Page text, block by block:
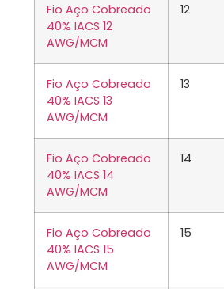
Fio Aço Cobreado
40% IACS 12
AWG/MCM
12
Fio Aço Cobreado
40% IACS 13
AWG/MCM
13
Fio Aço Cobreado
40% IACS 14
AWG/MCM
14
Fio Aço Cobreado
40% IACS 15
AWG/MCM
15